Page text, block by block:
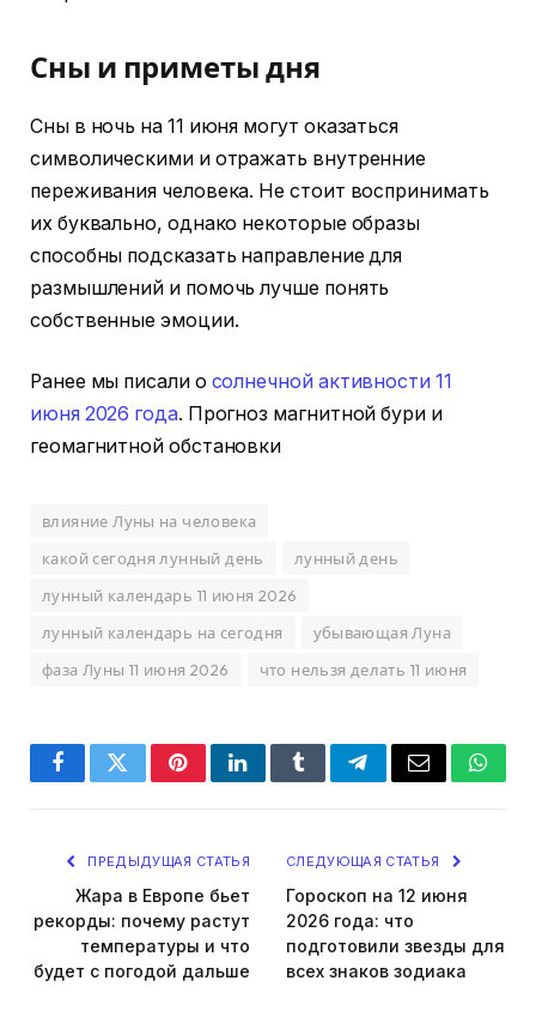
Сны и приметы дня
Сны в ночь на 11 июня могут оказаться
символическими и отражать внутренние
переживания человека. Не стоит воспринимать
их буквально, однако некоторые образы
способны подсказать направление для
размышлений и помочь лучше понять
собственные эмоции.
Ранее мы писали о солнечной активности 11
июня 2026 года. Прогноз магнитной бури и
геомагнитной обстановки
влияние Луны на человека
какой сегодня лунный день
лунный день
лунный календарь 11 июня 2026
лунный календарь на сегодня
убывающая Луна
фаза Луны 11 июня 2026
что нельзя делать 11 июня
FacebookTwitterPinterestLinkedInTumblrTelegramEmail
ПРЕДЫДУЩАЯ СТАТЬЯ
Жара в Европе бьет
рекорды: почему растут
температуры и что
будет с погодой дальше
СЛЕДУЮЩАЯ СТАТЬЯ
Гороскоп на 12 июня
2026 года: что
подготовили звезды для
всех знаков зодиака